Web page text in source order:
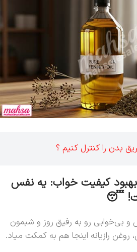
بدن را کنترل کنیم ؟
کیفیت خواب: یه نفس
😴
و بی‌خوابی رو به رفیق روز و شبمون
روغن رازیانه اینجا هم به کمکت میاد.